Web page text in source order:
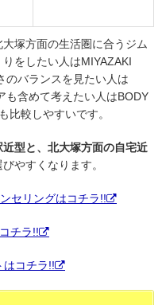
塚方面の生活圏に合うジム
をしたい人はMIYAZAKI
のバランスを見たい人は
も含めて考えたい人はBODY
比較しやすいです。
型と、北大塚方面の自宅近
びやすくなります。
セリングはコチラ!!
チラ!!
コチラ!!